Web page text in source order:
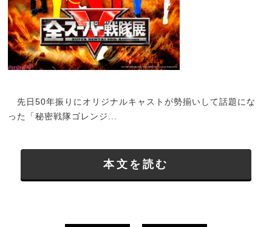
先日50年振りにオリジナルキャストが勢揃いして話題にな
った「秘密戦隊ゴレンジ...
本文を読む